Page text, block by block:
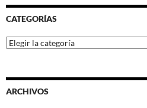
CATEGORÍAS
Categorías
ARCHIVOS